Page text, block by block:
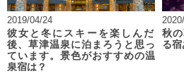
2019/04/24
彼女と冬にスキーを楽しんだ
後、草津温泉に泊まろうと思っ
ています。景色がおすすめの温
泉宿は？
秋
る宿